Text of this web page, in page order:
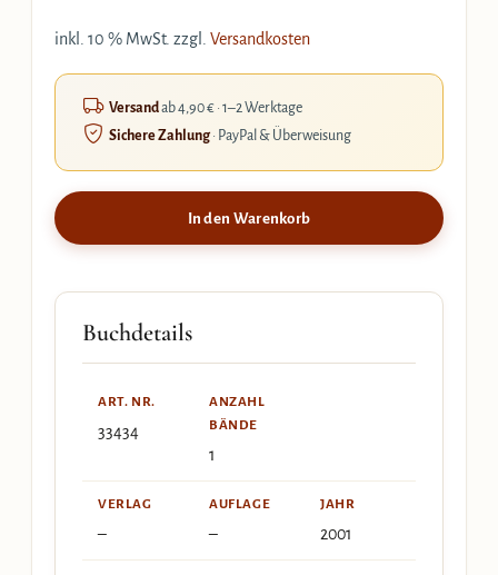
inkl. 10 % MwSt. zzgl. Versandkosten
Versandab 4,90 € · 1–2 Werktage
Sichere Zahlung· PayPal & Überweisung
In den Warenkorb
Buchdetails
ART. NR.
33434
ANZAHL
BÄNDE
1
VERLAG
–
AUFLAGE
–
JAHR
2001